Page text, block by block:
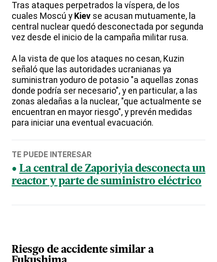
Tras ataques perpetrados la víspera, de los
cuales Moscú y Kiev se acusan mutuamente, la
central nuclear quedó desconectada por segunda
vez desde el inicio de la campaña militar rusa.
A la vista de que los ataques no cesan, Kuzin
señaló que las autoridades ucranianas ya
suministran yoduro de potasio "a aquellas zonas
donde podría ser necesario", y en particular, a las
zonas aledañas a la nuclear, "que actualmente se
encuentran en mayor riesgo", y prevén medidas
para iniciar una eventual evacuación.
TE PUEDE INTERESAR
La central de Zaporiyia desconecta un
reactor y parte de suministro eléctrico
Riesgo de accidente similar a